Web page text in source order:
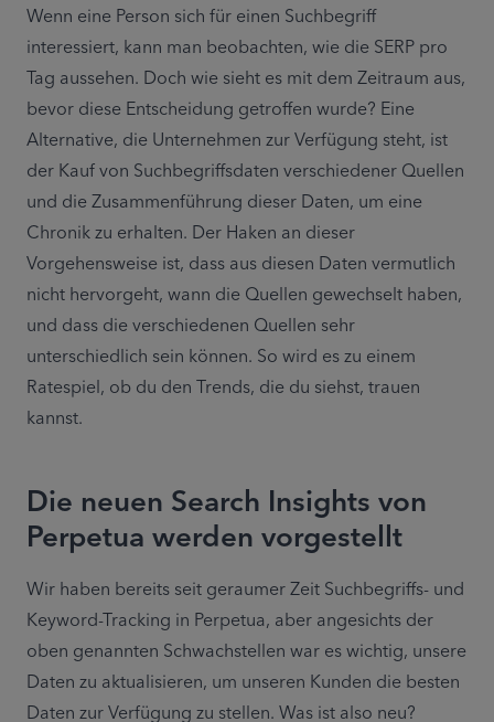
Wenn eine Person sich für einen Suchbegriff
interessiert, kann man beobachten, wie die SERP pro
Tag aussehen. Doch wie sieht es mit dem Zeitraum aus,
bevor diese Entscheidung getroffen wurde? Eine
Alternative, die Unternehmen zur Verfügung steht, ist
der Kauf von Suchbegriffsdaten verschiedener Quellen
und die Zusammenführung dieser Daten, um eine
Chronik zu erhalten. Der Haken an dieser
Vorgehensweise ist, dass aus diesen Daten vermutlich
nicht hervorgeht, wann die Quellen gewechselt haben,
und dass die verschiedenen Quellen sehr
unterschiedlich sein können. So wird es zu einem
Ratespiel, ob du den Trends, die du siehst, trauen
kannst.
Die neuen Search Insights von
Perpetua werden vorgestellt
Wir haben bereits seit geraumer Zeit Suchbegriffs- und
Keyword-Tracking in Perpetua, aber angesichts der
oben genannten Schwachstellen war es wichtig, unsere
Daten zu aktualisieren, um unseren Kunden die besten
Daten zur Verfügung zu stellen. Was ist also neu?